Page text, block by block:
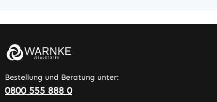
Bestellung und Beratung unter:
0800 555 888 0